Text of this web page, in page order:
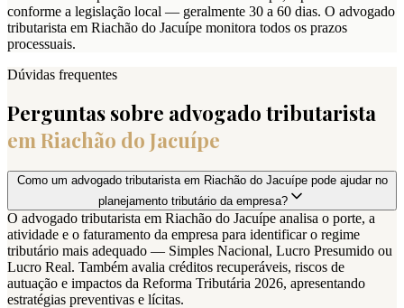
conforme a legislação local — geralmente 30 a 60 dias. O advogado
tributarista em Riachão do Jacuípe monitora todos os prazos
processuais.
Dúvidas frequentes
Perguntas sobre advogado tributarista
emRiachão do Jacuípe
Como um advogado tributarista em Riachão do Jacuípe pode ajudar no
planejamento tributário da empresa?
O advogado tributarista em Riachão do Jacuípe analisa o porte, a
atividade e o faturamento da empresa para identificar o regime
tributário mais adequado — Simples Nacional, Lucro Presumido ou
Lucro Real. Também avalia créditos recuperáveis, riscos de
autuação e impactos da Reforma Tributária 2026, apresentando
estratégias preventivas e lícitas.